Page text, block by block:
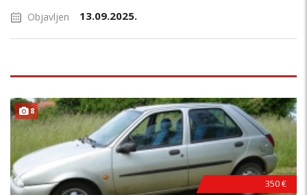
Objavljen 13.09.2025.
8 AKCIJA !
350 €